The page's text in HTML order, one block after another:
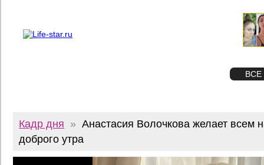
ВСЕ
Кадр дня » Анастасия Волочкова желает всем
доброго утра